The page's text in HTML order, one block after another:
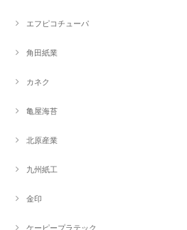
エフピコチューパ
角田紙業
カネク
亀屋海苔
北原産業
九州紙工
金印
ケーピープラテック